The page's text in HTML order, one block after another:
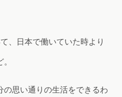
、日本で働いていた時より
の思い通りの生活をできるわ